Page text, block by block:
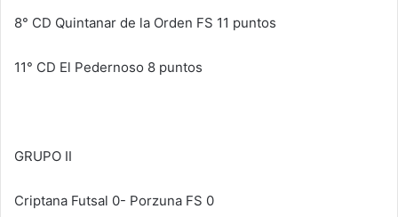
8° CD Quintanar de la Orden FS 11 puntos
11° CD El Pedernoso 8 puntos
GRUPO II
Criptana Futsal 0- Porzuna FS 0